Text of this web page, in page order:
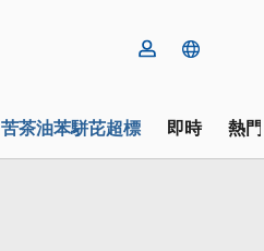
苦茶油苯駢芘超標 即時 熱